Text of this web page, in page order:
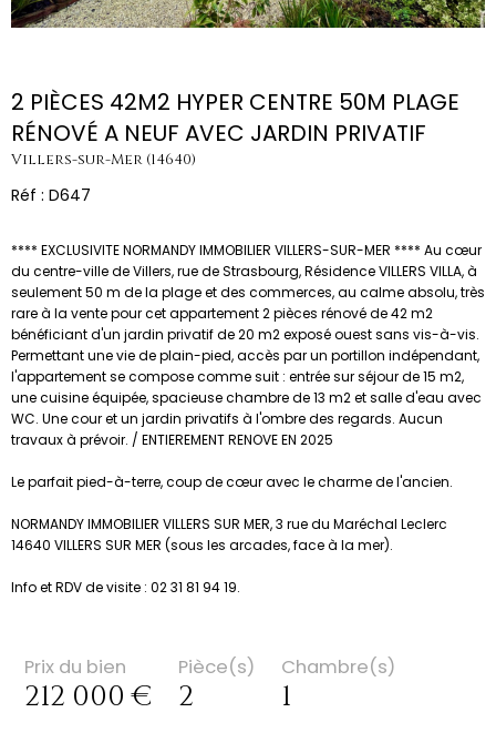
2 PIÈCES 42M2 HYPER CENTRE 50M PLAGE
RÉNOVÉ A NEUF AVEC JARDIN PRIVATIF
Villers-sur-Mer (14640)
Réf : D647
**** EXCLUSIVITE NORMANDY IMMOBILIER VILLERS-SUR-MER **** Au cœur
du centre-ville de Villers, rue de Strasbourg, Résidence VILLERS VILLA, à
seulement 50 m de la plage et des commerces, au calme absolu, très
rare à la vente pour cet appartement 2 pièces rénové de 42 m2
bénéficiant d'un jardin privatif de 20 m2 exposé ouest sans vis-à-vis.
Permettant une vie de plain-pied, accès par un portillon indépendant,
l'appartement se compose comme suit : entrée sur séjour de 15 m2,
une cuisine équipée, spacieuse chambre de 13 m2 et salle d'eau avec
WC. Une cour et un jardin privatifs à l'ombre des regards. Aucun
travaux à prévoir. / ENTIEREMENT RENOVE EN 2025
Le parfait pied-à-terre, coup de cœur avec le charme de l'ancien.
NORMANDY IMMOBILIER VILLERS SUR MER, 3 rue du Maréchal Leclerc
14640 VILLERS SUR MER (sous les arcades, face à la mer).
Info et RDV de visite : 02 31 81 94 19.
Prix du bien
212 000 €
Pièce(s)
2
Chambre(s)
1